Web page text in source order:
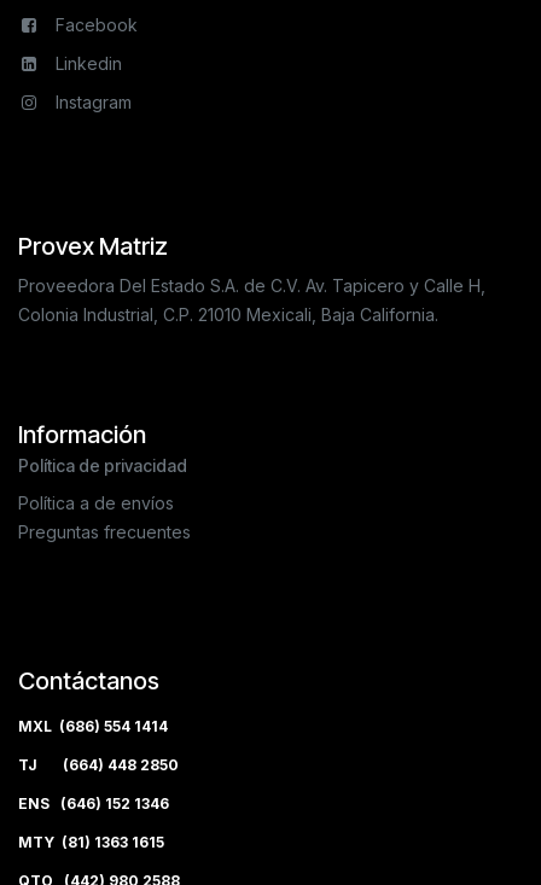
Facebook
Linkedin
Instagram
Provex Matriz
Proveedora Del Estado S.A. de C.V. Av. Tapicero y Calle H,
Colonia Industrial, C.P. 21010 Mexicali, Baja California.
Información
Política de privacidad
Política a de envíos
Preguntas frecuentes
Contáctanos
MXL (686) 554 1414
TJ (664) 448 2850
ENS (646) 152 1346
MTY (81) 1363 1615
QTO (442) 980 2588